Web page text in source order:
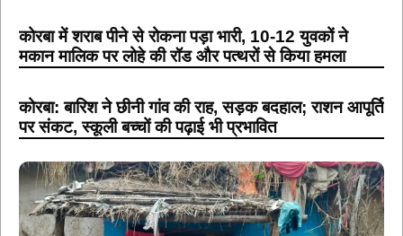
कोरबा में शराब पीने से रोकना पड़ा भारी, 10-12 युवकों ने
मकान मालिक पर लोहे की रॉड और पत्थरों से किया हमला
कोरबा: बारिश ने छीनी गांव की राह, सड़क बदहाल; राशन आपूर्ति
पर संकट, स्कूली बच्चों की पढ़ाई भी प्रभावित